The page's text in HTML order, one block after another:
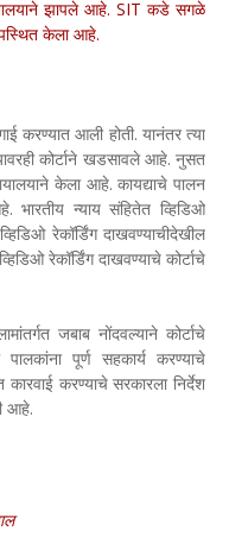
झापले आहे. SIT कडे सगळे
केला आहे.
करण्यात आली होती. यानंतर त्या
कोर्टाने खडसावले आहे. नुसत
केला आहे. कायद्याचे पालन
न्याय संहितेत व्हिडिओ
रेकॉर्डिंग दाखवण्याचीदेखील
रेकॉर्डिंग दाखवण्याचे कोर्टाचे
जबाब नोंदवल्याने कोर्टाचे
पूर्ण सहकार्य करण्याचे
करण्याचे सरकारला निर्देश
आहे.